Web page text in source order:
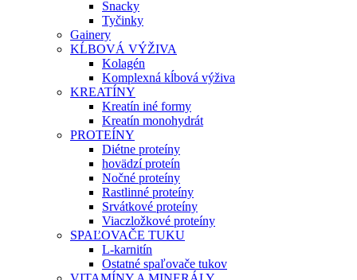
Snacky
Tyčinky
Gainery
KĹBOVÁ VÝŽIVA
Kolagén
Komplexná kĺbová výživa
KREATÍNY
Kreatín iné formy
Kreatín monohydrát
PROTEÍNY
Diétne proteíny
hovädzí proteín
Nočné proteíny
Rastlinné proteíny
Srvátkové proteíny
Viaczložkové proteíny
SPAĽOVAČE TUKU
L-karnitín
Ostatné spaľovače tukov